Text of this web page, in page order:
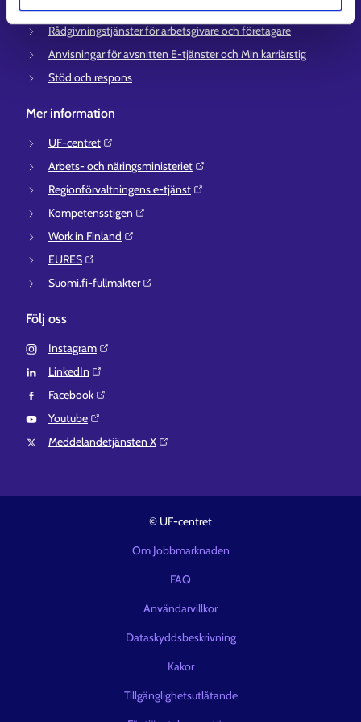
Information om utkomstskydd för arbetslösa
Rådgivningstjänster för arbetsgivare och företagare
Anvisningar för avsnitten E-tjänster och Min karriärstig
Stöd och respons
Mer information
UF-centret⁠
Arbets- och näringsministeriet⁠
Regionförvaltningens e-tjänst⁠
Kompetensstigen⁠
Work in Finland⁠
EURES⁠
Suomi.fi-fullmakter⁠
Följ oss
Instagram⁠
LinkedIn⁠
Facebook⁠
Youtube⁠
Meddelandetjänsten X⁠
© UF-centret
Om Jobbmarknaden
FAQ
Användarvillkor
Dataskyddsbeskrivning
Kakor
Tillgänglighetsutlåtande